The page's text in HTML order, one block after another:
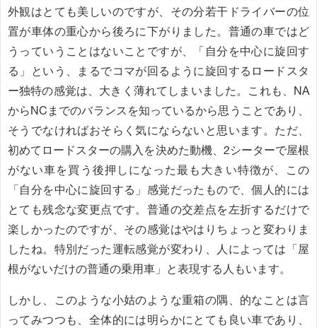
外観はとても美しいのですが、その分若干ドライバーの位
置が車体の重心から後ろに下がりました。普通の車ではど
うっていうことはないことですが、「自分を中心に旋回す
る」という、まるでコマが回るように旋回するロードスタ
ー独特の感覚は、大きく薄れてしまいました。これも、NA
からNCまでのバランスを知っているから思うことであり、
そうでなければおそらく気にならないと思います。ただ、
初めてロードスターの購入を決めた動機、2シーターで屋根
がない車を買う後押しになった最も大きい特徴が、この
「自分を中心に旋回する」感覚だったもので、個人的には
とても残念な変更点です。普通の交差点を左折するだけで
楽しかったのですが、その感覚はやはりちょっと変わりま
したね。特別だった運転感覚が変わり、人によっては「屋
根がないだけの普通の乗用車」と表現する人もいます。
しかし、このような小姑のような重箱の隅、的なことは言
ってみつつも、全体的には明らかにとても良い車であり、